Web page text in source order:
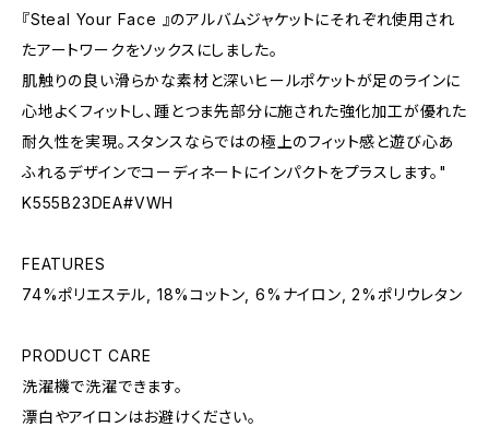
『Steal Your Face 』のアルバムジャケットにそれぞれ使用され
たアートワークをソックスにしました。
肌触りの良い滑らかな素材と深いヒールポケットが足のラインに
心地よくフィットし、踵とつま先部分に施された強化加工が優れた
耐久性を実現。スタンスならではの極上のフィット感と遊び心あ
ふれるデザインでコーディネートにインパクトをプラスします。"
K555B23DEA#VWH
FEATURES
74%ポリエステル, 18%コットン, 6%ナイロン, 2%ポリウレタン
PRODUCT CARE
洗濯機で洗濯できます。
漂白やアイロンはお避けください。